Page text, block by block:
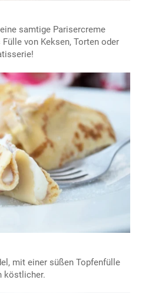
samtige Parisercreme
von Keksen, Torten oder
mit einer süßen Topfenfülle
köstlicher.